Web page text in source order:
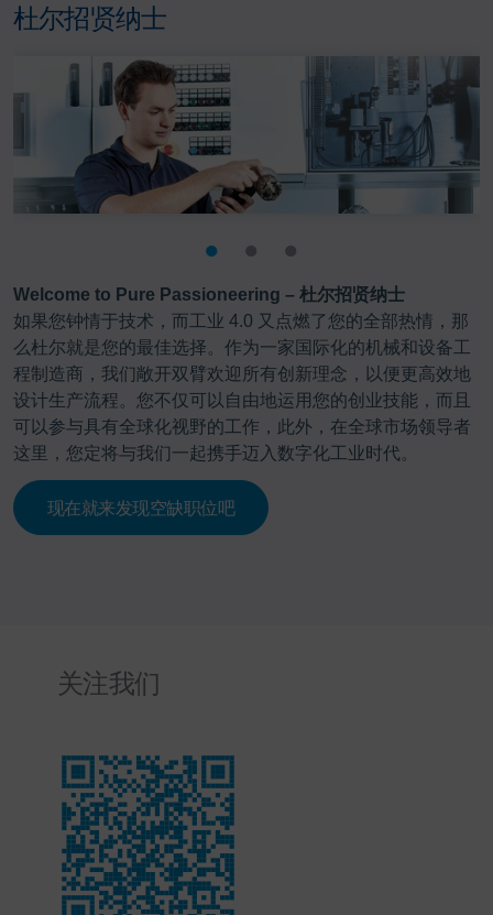
杜尔招贤纳士
Welcome to Pure Passioneering – 杜尔招贤纳士
如果您钟情于技术，而工业 4.0 又点燃了您的全部热情，那
么杜尔就是您的最佳选择。作为一家国际化的机械和设备工
程制造商，我们敞开双臂欢迎所有创新理念，以便更高效地
设计生产流程。您不仅可以自由地运用您的创业技能，而且
可以参与具有全球化视野的工作，此外，在全球市场领导者
这里，您定将与我们一起携手迈入数字化工业时代。
现在就来发现空缺职位吧
关注我们